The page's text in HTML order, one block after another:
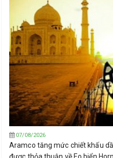
07/08/2026
Aramco tăng mức chiết khấu